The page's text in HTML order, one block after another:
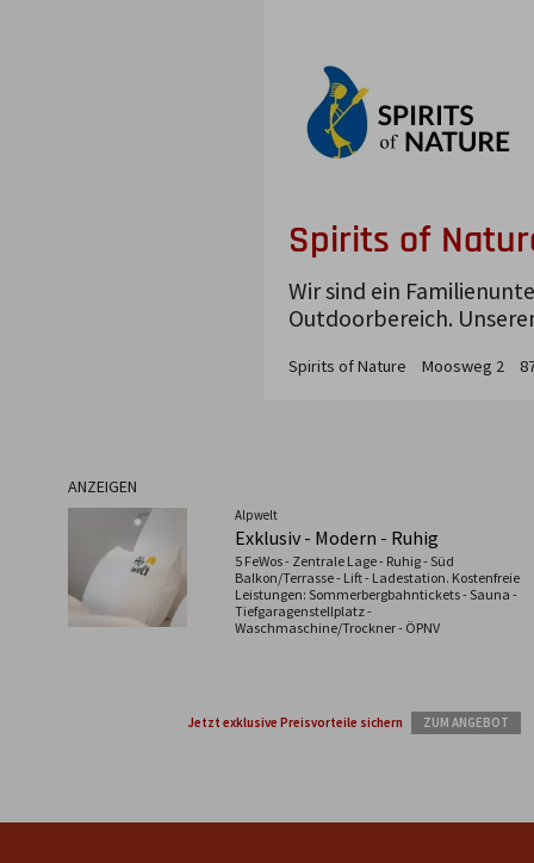
Spirits of
Wir sind ein
Outdoorbereich.
Spirits of Nature Moosweg 2
ANZEIGEN
Alpwelt
Exklusiv - Modern - Ruhig
5 FeWos - Zentrale Lage - Ruhig - Süd
Balkon/Terrasse - Lift - Ladestation. Kostenfreie
Leistungen: Sommerbergbahntickets - Sauna -
Tiefgaragenstellplatz -
Waschmaschine/Trockner - ÖPNV
Jetzt exklusive Preisvorteile sichern ZUM ANGEBOT